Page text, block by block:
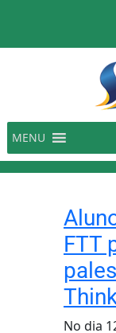
o
MENU
FTT
No dia